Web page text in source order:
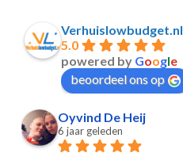
Verhuislowbudget.nl
5.0
powered by Google
beoordeel ons op
Oyvind De Heij
6 jaar geleden